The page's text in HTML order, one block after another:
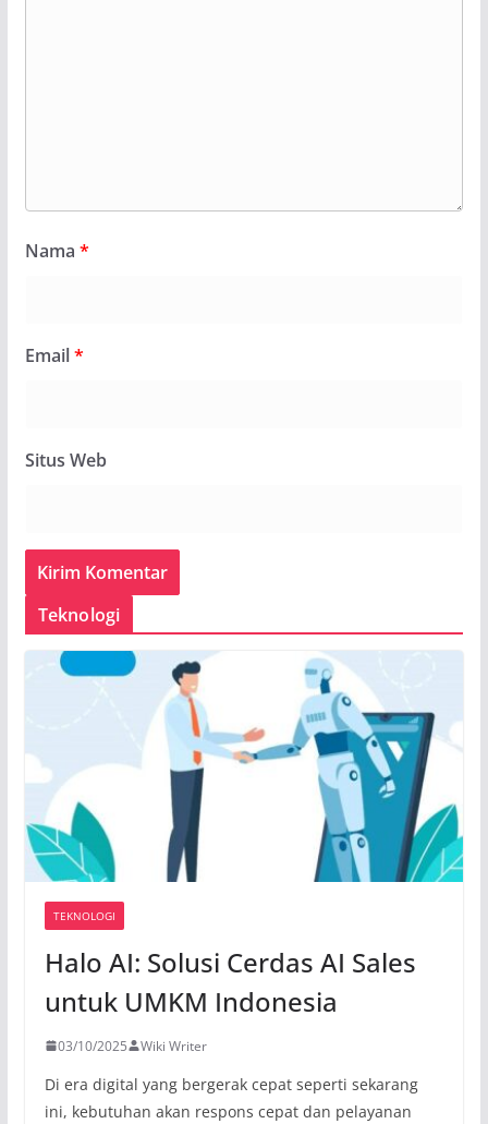
Nama *
Email*
Situs Web
Teknologi
TEKNOLOGI
Halo AI: Solusi Cerdas AI Sales
untuk UMKM Indonesia
03/10/2025 Wiki Writer
Di era digital yang bergerak cepat seperti sekarang
ini, kebutuhan akan respons cepat dan pelayanan